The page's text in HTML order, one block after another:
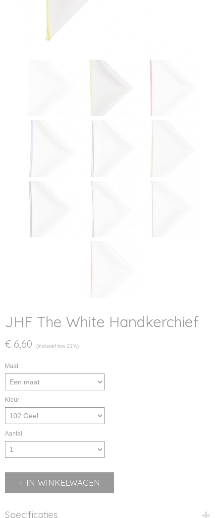
JHF The White Handkerchief
€ 6,60 (inclusief btw 21%)
Maat
Kleur
Aantal
IN WINKELWAGEN
Specificaties